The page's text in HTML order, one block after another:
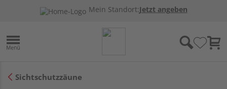
Mein Standort:Jetzt angeben
Sichtschutzzäune